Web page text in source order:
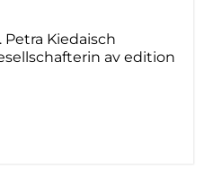
Kiedaisch
av edition